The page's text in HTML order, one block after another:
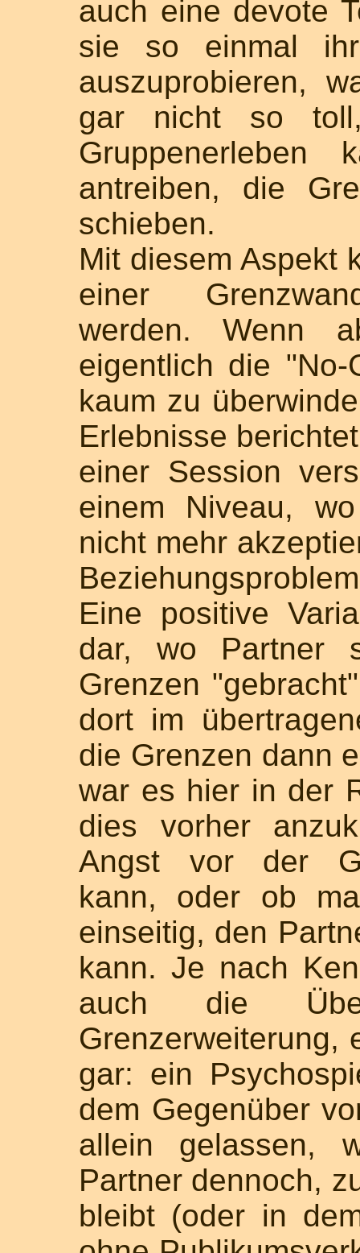
auch eine devote
sie so einmal
auszuprobieren,
gar nicht so
antreiben, die
schieben.
Mit diesem Aspekt
einer
werden. Wenn
eigentlich die
kaum zu
Erlebnisse
einer Session
einem Niveau,
nicht mehr
Eine positive
dar, wo Partner
Grenzen
dort im
die Grenzen dann
war es hier in der
dies vorher
Angst vor der
kann, oder ob
einseitig, den
kann. Je nach
auch die
Grenzerweiterung,
gar: ein
dem Gegenüber
allein gelassen,
Partner dennoch,
bleibt (oder in